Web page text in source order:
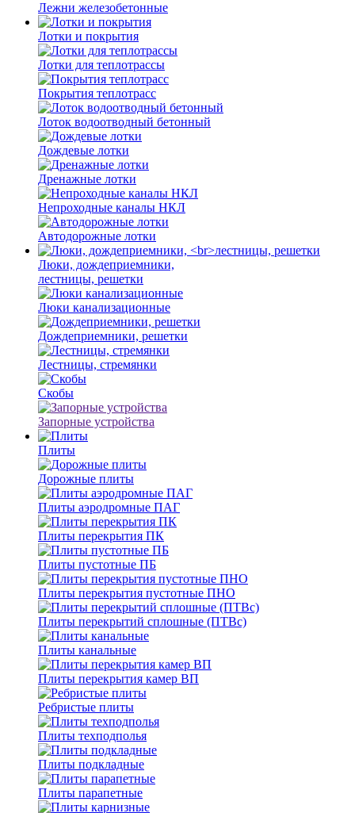
Лежни железобетонные
Лотки и покрытия
Лотки для теплотрассы
Покрытия теплотрасс
Лоток водоотводный бетонный
Дождевые лотки
Дренажные лотки
Непроходные каналы НКЛ
Автодорожные лотки
Люки, дождеприемники,
лестницы, решетки
Люки канализационные
Дождеприемники, решетки
Лестницы, стремянки
Скобы
Запорные устройства
Плиты
Дорожные плиты
Плиты аэродромные ПАГ
Плиты перекрытия ПК
Плиты пустотные ПБ
Плиты перекрытия пустотные ПНО
Плиты перекрытий сплошные (ПТВс)
Плиты канальные
Плиты перекрытия камер ВП
Ребристые плиты
Плиты техподполья
Плиты подкладные
Плиты парапетные